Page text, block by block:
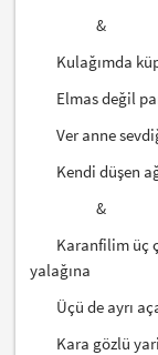
&
Kulağımda
Elmas değil
Ver anne
Kendi düşen
&
Karanfilim
Üçü de
Kara gözlü